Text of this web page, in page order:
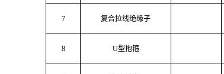
7 复合拉线绝缘子
8 U型抱箍